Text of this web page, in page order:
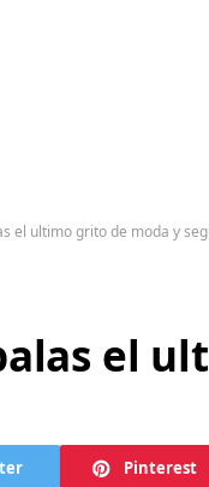
el ultimo grito de moda y
el
Pinterest